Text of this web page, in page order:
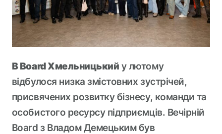
В Board Хмельницький у лютому
відбулося низка змістовних зустрічей,
присвячених розвитку бізнесу, команди та
особистого ресурсу підприємців. Вечірній
Board з Владом Демецьким був